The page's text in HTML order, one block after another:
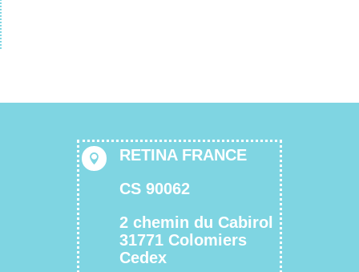

RETINA FRANCE
CS 90062
2 chemin du Cabirol
31771 Colomiers
Cedex